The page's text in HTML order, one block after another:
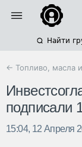
Найти
← Топливо, масла
подписали
15:04, 12 Апреля